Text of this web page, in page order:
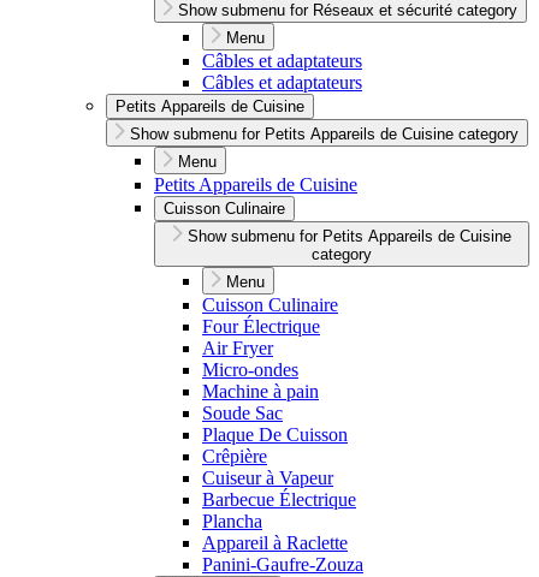
Show submenu for Réseaux et sécurité category
Menu
Câbles et adaptateurs
Câbles et adaptateurs
Petits Appareils de Cuisine
Show submenu for Petits Appareils de Cuisine category
Menu
Petits Appareils de Cuisine
Cuisson Culinaire
Show submenu for Petits Appareils de Cuisine
category
Menu
Cuisson Culinaire
Four Électrique
Air Fryer
Micro-ondes
Machine à pain
Soude Sac
Plaque De Cuisson
Crêpière
Cuiseur à Vapeur
Barbecue Électrique
Plancha
Appareil à Raclette
Panini-Gaufre-Zouza